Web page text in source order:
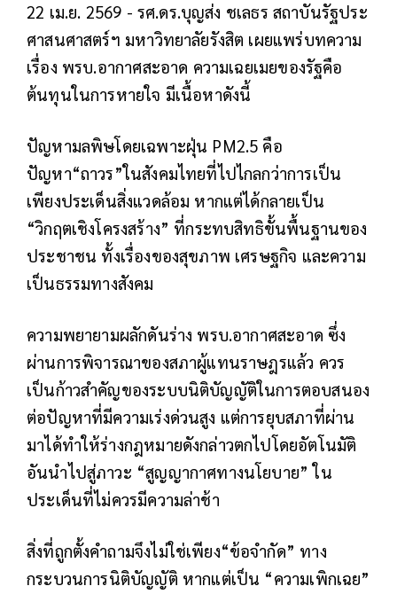
22 เม.ย. 2569 - รศ.ดร.บุญส่ง ชเลธร สถาบันรัฐประ
ศาสนศาสตร์ฯ มหาวิทยาลัยรังสิต เผยแพร่บทความ
เรื่อง พรบ.อากาศสะอาด ความเฉยเมยของรัฐคือ
ต้นทุนในการหายใจ มีเนื้อหาดังนี้
ปัญหามลพิษโดยเฉพาะฝุ่น PM2.5 คือ
ปัญหา“ถาวร”ในสังคมไทยที่ไปไกลกว่าการเป็น
เพียงประเด็นสิ่งแวดล้อม หากแต่ได้กลายเป็น
“วิกฤตเชิงโครงสร้าง” ที่กระทบสิทธิขั้นพื้นฐานของ
ประชาชน ทั้งเรื่องของสุขภาพ เศรษฐกิจ และความ
เป็นธรรมทางสังคม
ความพยายามผลักดันร่าง พรบ.อากาศสะอาด ซึ่ง
ผ่านการพิจารณาของสภาผู้แทนราษฎรแล้ว ควร
เป็นก้าวสำคัญของระบบนิติบัญญัติในการตอบสนอง
ต่อปัญหาที่มีความเร่งด่วนสูง แต่การยุบสภาที่ผ่าน
มาได้ทำให้ร่างกฎหมายดังกล่าวตกไปโดยอัตโนมัติ
อันนำไปสู่ภาวะ “สูญญากาศทางนโยบาย” ใน
ประเด็นที่ไม่ควรมีความล่าช้า
สิ่งที่ถูกตั้งคำถามจึงไม่ใช่เพียง“ข้อจำกัด” ทาง
กระบวนการนิติบัญญัติ หากแต่เป็น “ความเพิกเฉย”